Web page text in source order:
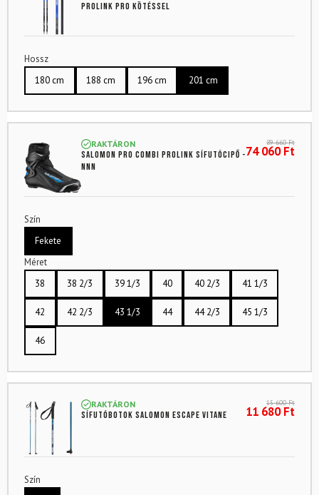
alapján
Prolink Pro kötéssel
Hossz
180 cm
188 cm 196 cm 201 cm
RAKTÁRON
SALOMON Pro Combi Prolink sífutócipő -
NNN
89 660Ft
74 060Ft
Szín
Fekete
Méret
38
38 2/3 39 1/3 40 40 2/3 41 1/3
42 42 2/3 43 1/3 44 44 2/3 45 1/3
46
RAKTÁRON
Sífutóbotok SALOMON Escape Vitane
15 600Ft
11 680Ft
Szín